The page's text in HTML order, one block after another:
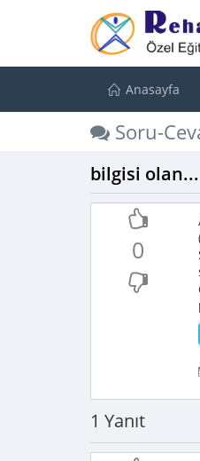
Anasayfa
Soru-
bilgisi olan...
0
1 Yanıt